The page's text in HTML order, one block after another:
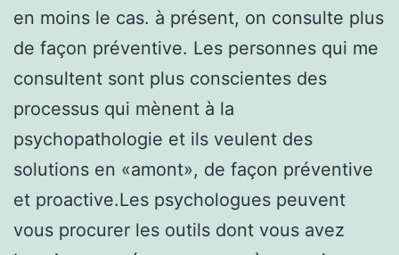
en moins le cas. à présent, on consulte plus
de façon préventive. Les personnes qui me
consultent sont plus conscientes des
processus qui mènent à la
psychopathologie et ils veulent des
solutions en «amont», de façon préventive
et proactive.Les psychologues peuvent
vous procurer les outils dont vous avez